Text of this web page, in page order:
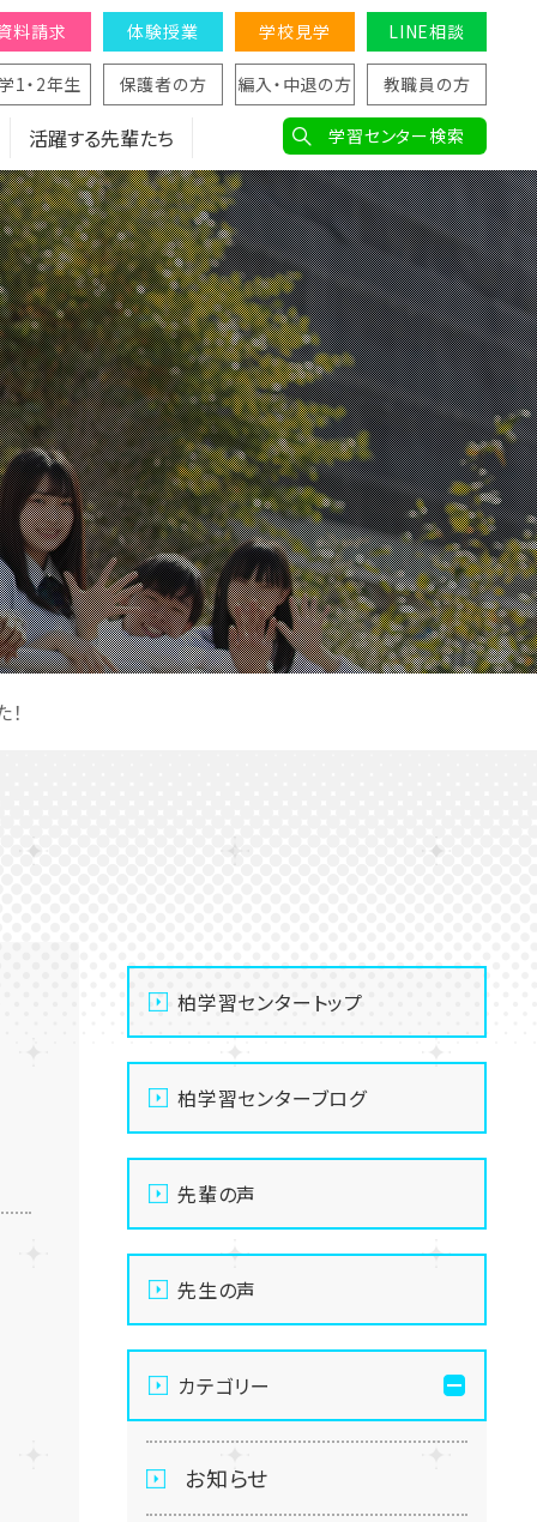
活躍する先輩たち
料請求 体験授業 学校見学 LINE相談
1・2年生 保護者の方 編入・中退の方 教職員の方
学習センター検索
柏学習センタートップ
柏学習センターブログ
先輩の声
先生の声
カテゴリー
お知らせ